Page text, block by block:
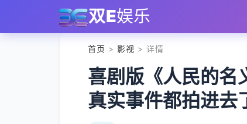
双E娱乐
首页 > 影视 > 详情
喜剧版《人民的名
真实事件都拍进去